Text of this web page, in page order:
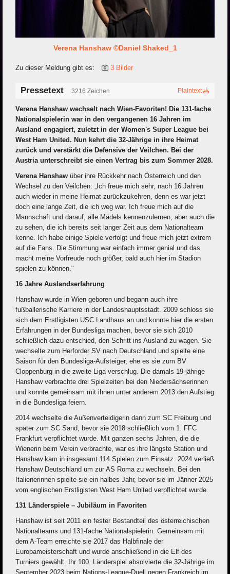
Verena Hanshaw ©Daniel Shaked_1
Zu dieser Meldung gibt es: 3 Bilder
Pressetext 3216 Zeichen Plaintext
Verena Hanshaw wechselt nach Wien-Favoriten! Die 131-fache
Nationalspielerin war in den vergangenen 16 Jahren im
Ausland engagiert, zuletzt in der Women's Super League bei
West Ham United. Nun kehrt die 32-Jährige in ihre Heimat
zurück und verstärkt die Defensive der Veilchen. Bei der
Austria unterschreibt sie einen Vertrag bis zum Sommer 2028.
Verena Hanshaw über ihre Rückkehr nach Österreich und den
Wechsel zu den Veilchen: „Ich freue mich sehr, nach 16 Jahren
auch wieder in meine Heimat zurückzukehren, denn es war jetzt
doch eine lange Zeit, die ich weg war. Ich freue mich auf die
Mannschaft und darauf, alle Mädels kennenzulernen, aber auch die
zu sehen, die ich bereits seit langer Zeit aus dem Nationalteam
kenne. Ich habe einige Spiele verfolgt und freue mich jetzt extrem
auf die Fans. Die Stimmung war einfach immer genial und das
macht meine Vorfreude noch größer, bald auch hier im Stadion
spielen zu können."
16 Jahre Auslandserfahrung
Hanshaw wurde in Wien geboren und begann auch ihre
fußballerische Karriere in der Landeshauptsstadt. 2009 schloss sie
sich dem Erstligisten USC Landhaus an und konnte hier die ersten
Erfahrungen in der Bundesliga machen, bevor sie sich 2010
schließlich dazu entschied, den Schritt ins Ausland zu wagen. Sie
wechselte zum Herforder SV nach Deutschland und spielte eine
Saison für den Bundesliga-Aufsteiger, ehe es sie zum BV
Cloppenburg in die zweite Liga verschlug. Die damals 19-jährige
Hanshaw verbrachte drei Spielzeiten bei den Niedersächserinnen
und konnte gemeinsam mit ihnen unter anderem 2013 den Aufstieg
in die Bundesliga feiern.
2014 wechselte die Außenverteidigerin dann zum SC Freiburg und
später zum SC Sand, bevor sie 2018 schließlich vom 1. FFC
Frankfurt verpflichtet wurde. Mit ganzen sechs Jahren, die die
Wienerin beim Verein verbrachte, war es ihre längste Station und
Hanshaw kam in insgesamt 114 Spielen zum Einsatz. 2024 verließ
Hanshaw Deutschland um zur AS Roma zu wechseln. Bei den
Italienerinnen spielte sie ein halbes Jahr, bevor sie im Jänner 2025
vom englischen Erstligisten West Ham United verpflichtet wurde.
131 Länderspiele – Jubiläum in Favoriten
Hanshaw ist seit 2011 ein fester Bestandteil des österreichischen
Nationalteams und 131-fache Nationalspielerin. Gemeinsam mit
dem A-Team erreichte sie 2017 das Halbfinale der
Europameisterschaft und wurde anschließend in die Elf des
Turniers gewählt. Ihr 100. Länderspiel absolvierte die 32-Jährige im
September 2023 beim Nations-League-Duell gegen Frankreich im